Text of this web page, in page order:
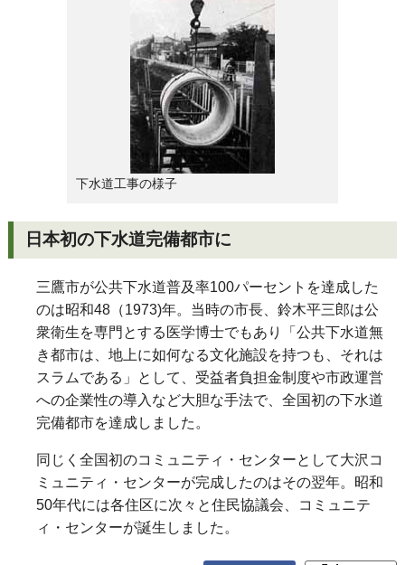
下水道工事の様子
日本初の下水道完備都市に
三鷹市が公共下水道普及率100パーセントを達成した
のは昭和48（1973)年。当時の市長、鈴木平三郎は公
衆衛生を専門とする医学博士でもあり「公共下水道無
き都市は、地上に如何なる文化施設を持つも、それは
スラムである」として、受益者負担金制度や市政運営
への企業性の導入など大胆な手法で、全国初の下水道
完備都市を達成しました。
同じく全国初のコミュニティ・センターとして大沢コ
ミュニティ・センターが完成したのはその翌年。昭和
50年代には各住区に次々と住民協議会、コミュニテ
ィ・センターが誕生しました。